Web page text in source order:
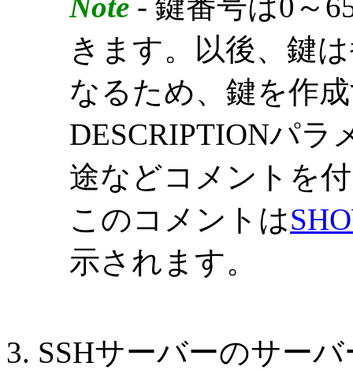
きます。以後、鍵
なるため、鍵を作
DESCRIPTIONパラ
途などコメントを
このコメントは
示されます。
SSHサーバーのサー